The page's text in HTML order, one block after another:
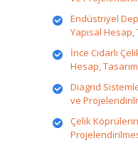
Endüstriyel
Yapısal
İnce Cidarlı
Hesap,
Diagrid
ve
Çelik